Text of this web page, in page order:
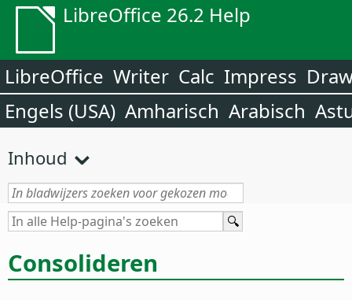
LibreOffice 26.2 Help
LibreOffice Writer Calc Impress
Engels (USA) Amharisch Arabisch
Inhoud
Consolideren